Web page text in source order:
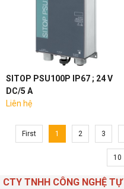
SITOP PSU100P IP67 ; 24 V
DC/5 A
Liên hệ
First 1 2 3
10
CTY TNHH CÔNG NGHỆ